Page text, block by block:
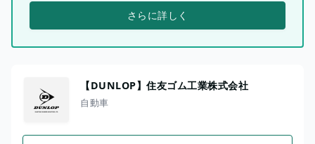
さらに詳しく
【DUNLOP】住友ゴム工業株式会社
自動車